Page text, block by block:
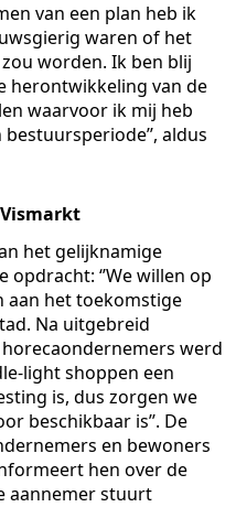
van een plan heb ik
waren of het
worden. Ik ben blij
herontwikkeling van de
waarvoor ik mij heb
aldus
het gelijknamige
‘’We willen op
aan het toekomstige
Na uitgebreid
werd
light shoppen een
is, dus zorgen we
beschikbaar is’’. De
en bewoners
hen over de
aannemer stuurt